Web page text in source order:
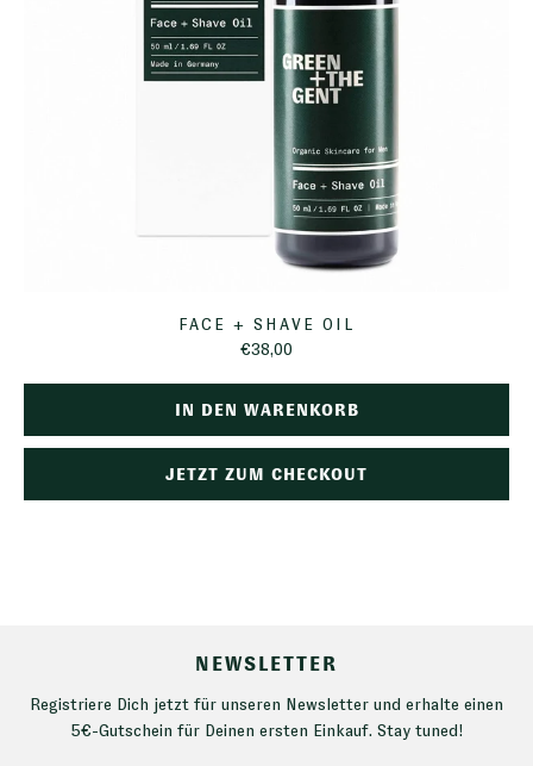
FACE + SHAVE OIL
€38,00
IN DEN WARENKORB
JETZT ZUM CHECKOUT
NEWSLETTER
Registriere Dich jetzt für unseren Newsletter und erhalte einen
5€-Gutschein für Deinen ersten Einkauf. Stay tuned!